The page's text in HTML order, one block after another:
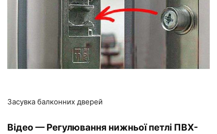
Засувка балконних дверей
Відео — Регулювання нижньої петлі ПВХ-